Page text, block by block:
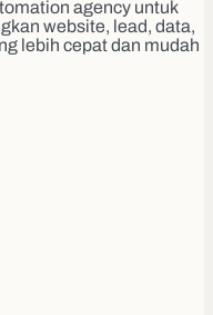
agency untuk
website, lead, data,
lebih cepat dan mudah